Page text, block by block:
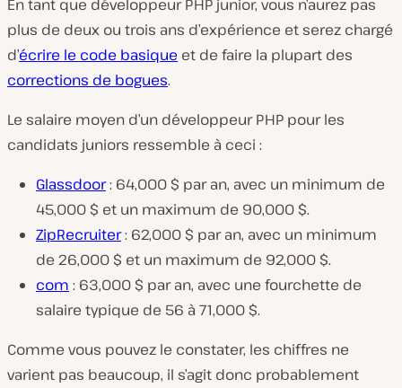
En tant que développeur PHP junior, vous n’aurez pas
plus de deux ou trois ans d’expérience et serez chargé
d’écrire le code basique et de faire la plupart des
corrections de bogues.
Le salaire moyen d’un développeur PHP pour les
candidats juniors ressemble à ceci :
Glassdoor: 64,000 $ par an, avec un minimum de
45,000 $ et un maximum de 90,000 $.
ZipRecruiter: 62,000 $ par an, avec un minimum
de 26,000 $ et un maximum de 92,000 $.
com : 63,000 $ par an, avec une fourchette de
salaire typique de 56 à 71,000 $.
Comme vous pouvez le constater, les chiffres ne
varient pas beaucoup, il s’agit donc probablement